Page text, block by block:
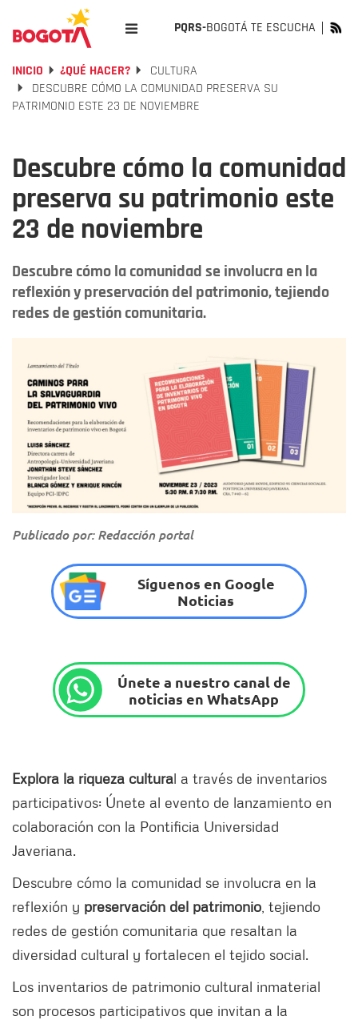
PQRS-BOGOTÁ TE ESCUCHA
INICIO ¿QUÉ HACER?
CULTURA
DESCUBRE CÓMO LA COMUNIDAD PRESERVA SU
PATRIMONIO ESTE 23 DE NOVIEMBRE
Descubre cómo la comunidad
preserva su patrimonio este
23 de noviembre
Descubre cómo la comunidad se involucra en la
reflexión y preservación del patrimonio, tejiendo
redes de gestión comunitaria.
Publicado por: Redacción portal
Síguenos en Google
Noticias
Únete a nuestro canal de
noticias en WhatsApp
Explora la riqueza cultural a través de inventarios
participativos: Únete al evento de lanzamiento en
colaboración con la Pontificia Universidad
Javeriana.
Descubre cómo la comunidad se involucra en la
reflexión y preservación del patrimonio , tejiendo
redes de gestión comunitaria que resaltan la
diversidad cultural y fortalecen el tejido social.
Los inventarios de patrimonio cultural inmaterial
son procesos participativos que invitan a la